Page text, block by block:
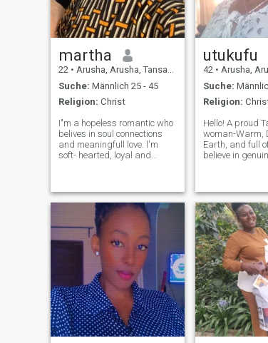
sinnvolle Verbindungen und
glaube, dass wahre Liebe
auf Freundschaft, Vertrauen
und gemeinsamen Träumen
beruht. Ich suche jemanden,
der bereit ist, eine dauerhafte
Bindung aufzubauen, die
voller Liebe, Respekt und
Glück ist.
martha
22 • Arusha, Arusha, Tansania
Suche: Männlich 25 - 45
Religion: Christ
I"m a hopeless romantic who
belives in soul connections
and meaningfull love. l'm
soft- hearted, loyal and
night talks gentle touches,
and building a life filed with
utukufu
42 • Arusha,
Suche:
Religion:
Hello! A proud
woman-Warm,
Earth, and full
believe in
who values the
a soft spot for
enjoy the simple